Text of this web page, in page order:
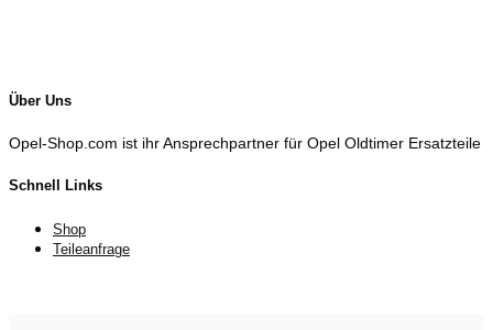
Über Uns
Opel-Shop.com ist ihr Ansprechpartner für Opel Oldtimer Ersatzteile
Schnell Links
Shop
Teileanfrage